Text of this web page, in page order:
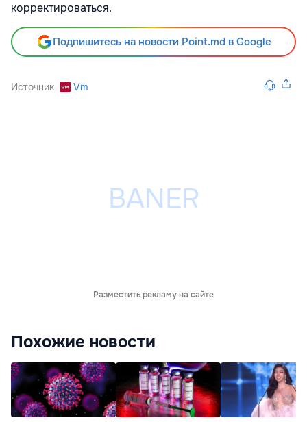
корректироваться.
Подпишитесь на новости Point.md в Google
Источник Vm
Разместить рекламу на сайте
Похожие новости